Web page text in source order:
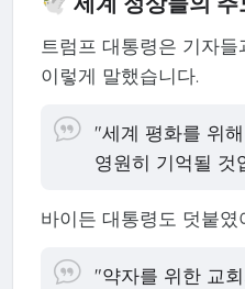
트럼프 대통령은 기자들
이렇게 말했습니다.
"세계 평화를 위
영원히 기억될 것
바이든 대통령도 덧붙였
"약자를 위한 교